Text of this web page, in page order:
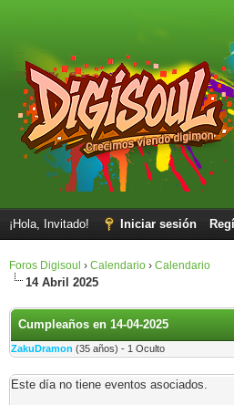
¡Hola, Invitado! Iniciar sesión
Foros Digisoul › Calendario › Calendario
14 Abril 2025
Cumpleaños en 14-04-2025
ZakuDramon (35 años) - 1 Oculto
Este día no tiene eventos asociados.